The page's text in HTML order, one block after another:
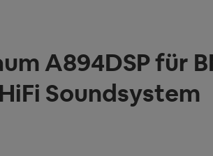
A894DSP für
Soundsystem